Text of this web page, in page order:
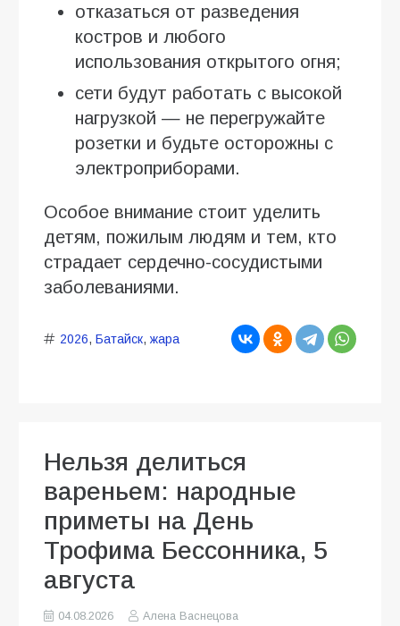
отказаться от разведения
костров и любого
использования открытого огня;
сети будут работать с высокой
нагрузкой — не перегружайте
розетки и будьте осторожны с
электроприборами.
Особое внимание стоит уделить
детям, пожилым людям и тем, кто
страдает сердечно-сосудистыми
заболеваниями.
2026, Батайск, жара
Нельзя делиться
вареньем: народные
приметы на День
Трофима Бессонника, 5
августа
04.08.2026
Алена Васнецова